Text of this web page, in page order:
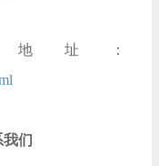
址：
们